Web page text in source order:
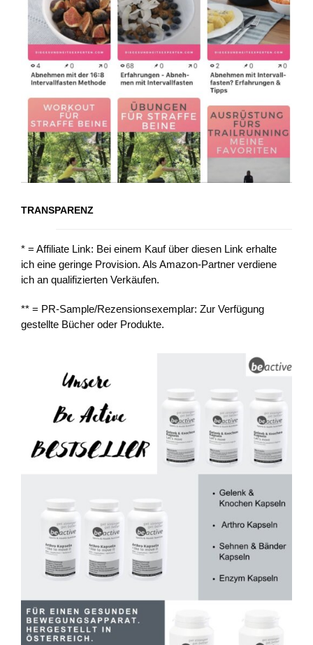
TRANSPARENZ
* = Affiliate Link: Bei einem Kauf über diesen Link erhalte
ich eine geringe Provision. Als Amazon-Partner verdiene
ich an qualifizierten Verkäufen.
** = PR-Sample/Rezensionsexemplar: Zur Verfügung
gestellte Bücher oder Produkte.